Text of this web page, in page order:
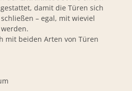
damit die Türen sich
schließen – egal, mit wieviel
mit beiden Arten von Türen